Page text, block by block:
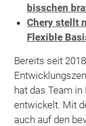
bisschen
Chery stellt
Flexible
Bereits seit
hat das Team
entwickelt. Mit
auch auf den